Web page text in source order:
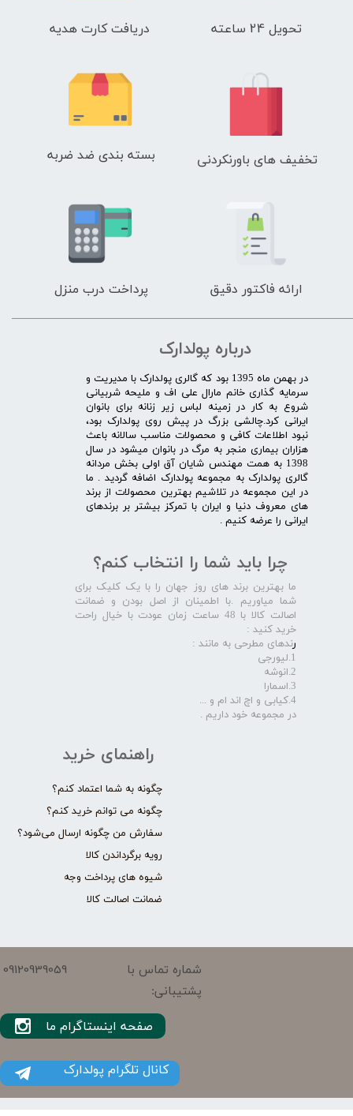
تحویل 24 ساعته دریافت کارت هدیه
تخفیف های باورنکردنی بسته بندی ضد ضربه
ارائه فاکتور دقیق پرداخت درب منزل
درباره پولدارک
در بهمن ماه 1395 بود که گالری پولدارک با مدیریت و
سرمایه گذاری خانم مارال علی اف و ملیحه شربیانی
شروع به کار در زمینه لباس زیر زنانه برای بانوان
ایرانی کرد.چالشی بزرگ در پیش روی پولدارک بود،
نبود اطلاعات کافی و محصولات مناسب سالانه باعث
هزاران بیماری منجر به مرگ در بانوان میشود در سال
1398 به همت مهندس شایان آق اولی بخش مردانه
گالری پولدارک به مجموعه پولدارک اضافه گردید . ما
در این مجموعه در تلاشیم بهترین محصولات از برند
های معروف دنیا و ایران با تمرکز بیشتر بر برندهای
ایرانی را عرضه کنیم .​​​​​​​
راهنمای خرید
چگونه به شما اعتماد کنم؟
چگونه می توانم خرید کنم؟
سفارش من چگونه ارسال می‌شود؟
رویه برگرداندن کالا
شیوه های پرداخت وجه
ضمانت اصالت کالا
چرا باید شما را انتخاب کنم؟
ما بهترین برند های روز جهان را با یک کلیک برای
شما میاوریم .با اطمینان از اصل بودن و ضمانت
اصالت کالا با 48 ساعت زمان عودت با خیال راحت
خرید کنید :
رندهای مطرحی به مانند :
1.لیورجی
2.انوشه
3.اسمارا
4.کیابی و اچ اند ام و ...
در مجموعه خود داریم .​​​​​​​
شماره تماس با
پشتیبانی:
09120939059
کانال تلگرام پولدارک
صفحه اینستاگرام ما